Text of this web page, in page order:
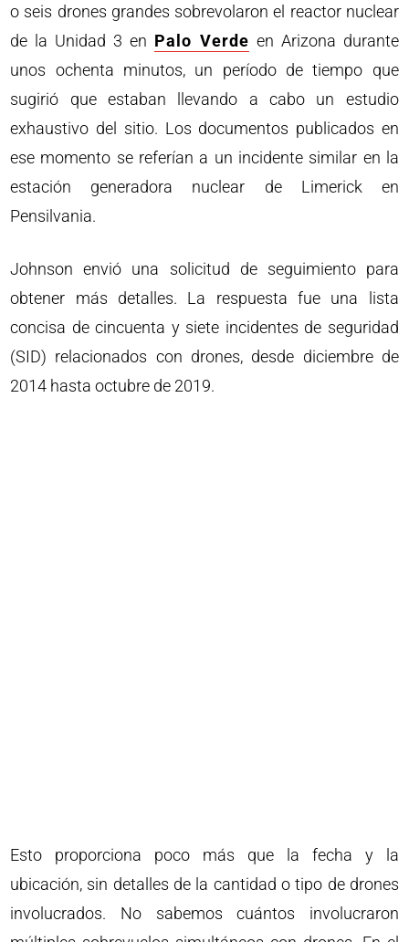
o seis drones grandes sobrevolaron el reactor nuclear
de la Unidad 3 en Palo Verde en Arizona durante
unos ochenta minutos, un período de tiempo que
sugirió que estaban llevando a cabo un estudio
exhaustivo del sitio. Los documentos publicados en
ese momento se referían a un incidente similar en la
estación generadora nuclear de Limerick en
Pensilvania.
Johnson envió una solicitud de seguimiento para
obtener más detalles. La respuesta fue una lista
concisa de cincuenta y siete incidentes de seguridad
(SID) relacionados con drones, desde diciembre de
2014 hasta octubre de 2019.
Esto proporciona poco más que la fecha y la
ubicación, sin detalles de la cantidad o tipo de drones
involucrados. No sabemos cuántos involucraron